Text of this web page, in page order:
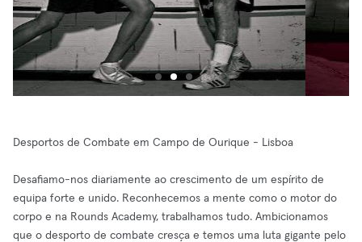
Desportos de Combate em Campo de Ourique - Lisboa
Desafiamo-nos diariamente ao crescimento de um espírito de
equipa forte e unido. Reconhecemos a mente como o motor do
corpo e na Rounds Academy, trabalhamos tudo. Ambicionamos
que o desporto de combate cresça e temos uma luta gigante pelo